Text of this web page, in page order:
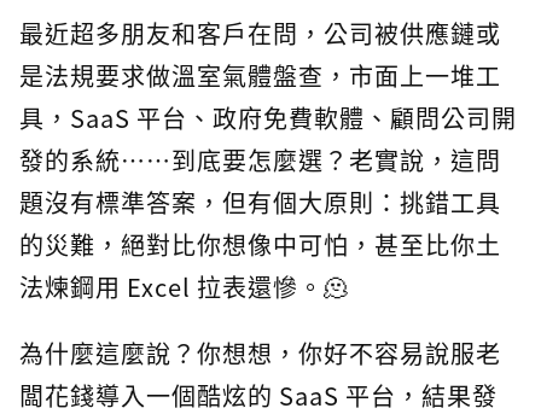
最近超多朋友和客戶在問，公司被供應鏈或
是法規要求做溫室氣體盤查，市面上一堆工
具，SaaS 平台、政府免費軟體、顧問公司開
發的系統⋯⋯到底要怎麼選？老實說，這問
題沒有標準答案，但有個大原則：挑錯工具
的災難，絕對比你想像中可怕，甚至比你土
法煉鋼用 Excel 拉表還慘。🫠
為什麼這麼說？你想想，你好不容易說服老
闆花錢導入一個酷炫的 SaaS 平台，結果發